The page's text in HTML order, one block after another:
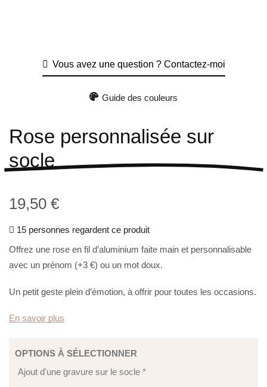
Vous avez une question ? Contactez-moi
Guide des couleurs
Rose personnalisée sur
socle
19,50 €
15 personnes regardent ce produit
Offrez une rose en fil d’aluminium faite main et personnalisable
avec un prénom (+3 €) ou un mot doux.
Un petit geste plein d’émotion, à offrir pour toutes les occasions.
En savoir plus
OPTIONS À SÉLECTIONNER
Ajout d'une gravure sur le socle *